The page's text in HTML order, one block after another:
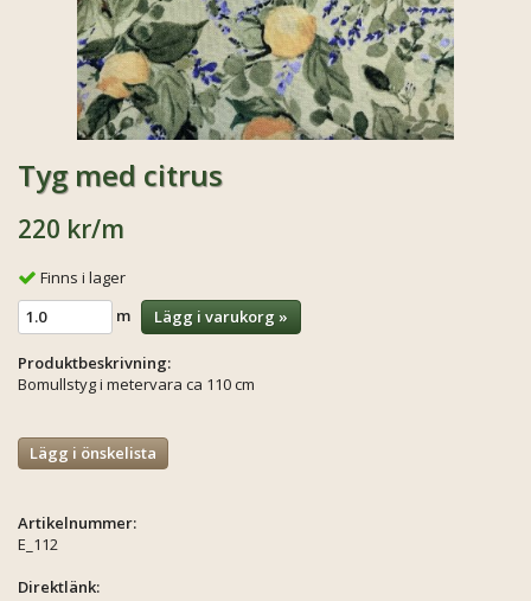
Tyg med citrus
220 kr/m
Finns i lager
m
Lägg i varukorg »
Produktbeskrivning:
Bomullstyg i metervara ca 110 cm
Lägg i önskelista
Artikelnummer:
E_112
Direktlänk: